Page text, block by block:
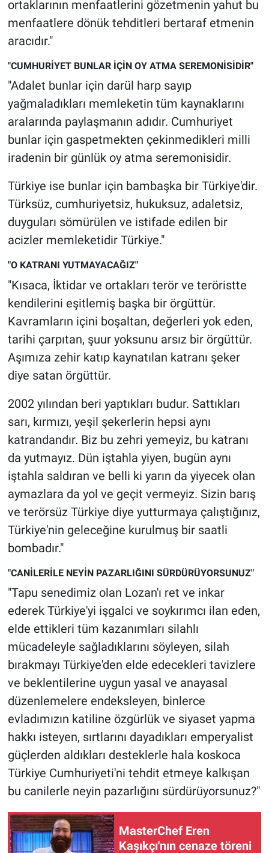
ortaklarının menfaatlerini gözetmenin yahut bu
menfaatlere dönük tehditleri bertaraf etmenin
aracıdır."
"CUMHURİYET BUNLAR İÇİN OY ATMA SEREMONİSİDİR"
"Adalet bunlar için darül harp sayıp
yağmaladıkları memleketin tüm kaynaklarını
aralarında paylaşmanın adıdır. Cumhuriyet
bunlar için gaspetmekten çekinmedikleri milli
iradenin bir günlük oy atma seremonisidir.
Türkiye ise bunlar için bambaşka bir Türkiye'dir.
Türksüz, cumhuriyetsiz, hukuksuz, adaletsiz,
duyguları sömürülen ve istifade edilen bir
acizler memleketidir Türkiye."
"O KATRANI YUTMAYACAĞIZ"
"Kısaca, İktidar ve ortakları terör ve teröristte
kendilerini eşitlemiş başka bir örgüttür.
Kavramların içini boşaltan, değerleri yok eden,
tarihi çarpıtan, şuur yoksunu arsız bir örgüttür.
Aşımıza zehir katıp kaynatılan katranı şeker
diye satan örgüttür.
2002 yılından beri yaptıkları budur. Sattıkları
sarı, kırmızı, yeşil şekerlerin hepsi aynı
katrandandır. Biz bu zehri yemeyiz, bu katranı
da yutmayız. Dün iştahla yiyen, bugün aynı
iştahla saldıran ve belli ki yarın da yiyecek olan
aymazlara da yol ve geçit vermeyiz. Sizin barış
ve terörsüz Türkiye diye yutturmaya çalıştığınız,
Türkiye'nin geleceğine kurulmuş bir saatli
bombadır."
"CANİLERİLE NEYİN PAZARLIĞINI SÜRDÜRÜYORSUNUZ"
"Tapu senedimiz olan Lozan'ı ret ve inkar
ederek Türkiye'yi işgalci ve soykırımcı ilan eden,
elde ettikleri tüm kazanımları silahlı
mücadeleyle sağladıklarını söyleyen, silah
bırakmayı Türkiye'den elde edecekleri tavizlere
ve beklentilerine uygun yasal ve anayasal
düzenlemelere endeksleyen, binlerce
evladımızın katiline özgürlük ve siyaset yapma
hakkı isteyen, sırtlarını dayadıkları emperyalist
güçlerden aldıkları desteklerle hala koskoca
Türkiye Cumhuriyeti'ni tehdit etmeye kalkışan
bu canilerle neyin pazarlığını sürdürüyorsunuz?"
MasterChef Eren
Kaşıkçı'nın cenaze töreni